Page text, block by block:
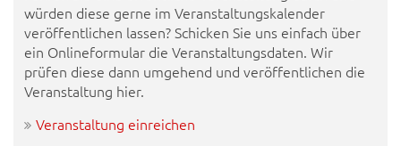
würden diese gerne im Veranstaltungskalender
veröffentlichen lassen? Schicken Sie uns einfach über
ein Onlineformular die Veranstaltungsdaten. Wir
prüfen diese dann umgehend und veröffentlichen die
Veranstaltung hier.
Veranstaltung einreichen